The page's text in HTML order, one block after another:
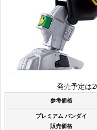
発売予定は
参考価格
プレミアム バンダイ
販売価格